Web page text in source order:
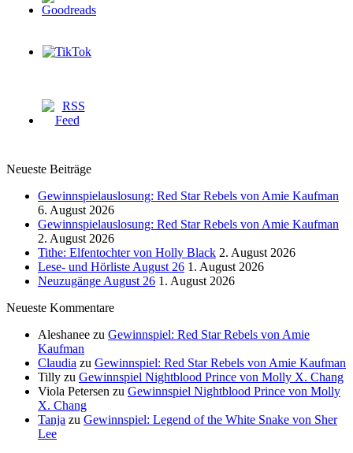
Neueste Beiträge
Gewinnspielauslosung: Red Star Rebels von Amie Kaufman
6. August 2026
Gewinnspielauslosung: Red Star Rebels von Amie Kaufman
2. August 2026
Tithe: Elfentochter von Holly Black 2. August 2026
Lese- und Hörliste August 26 1. August 2026
Neuzugänge August 26 1. August 2026
Neueste Kommentare
Aleshanee zu Gewinnspiel: Red Star Rebels von Amie
Kaufman
Claudia zu Gewinnspiel: Red Star Rebels von Amie Kaufman
Tilly zu Gewinnspiel Nightblood Prince von Molly X. Chang
Viola Petersen zu Gewinnspiel Nightblood Prince von Molly
X. Chang
Tanja zu Gewinnspiel: Legend of the White Snake von Sher
Lee